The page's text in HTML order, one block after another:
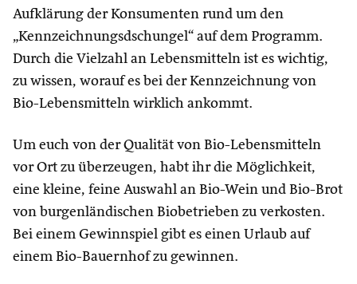
Aufklärung der Konsumenten rund um den
„Kennzeichnungsdschungel“ auf dem Programm.
Durch die Vielzahl an Lebensmitteln ist es wichtig,
zu wissen, worauf es bei der Kennzeichnung von
Bio-Lebensmitteln wirklich ankommt.
Um euch von der Qualität von Bio-Lebensmitteln
vor Ort zu überzeugen, habt ihr die Möglichkeit,
eine kleine, feine Auswahl an Bio-Wein und Bio-Brot
von burgenländischen Biobetrieben zu verkosten.
Bei einem Gewinnspiel gibt es einen Urlaub auf
einem Bio-Bauernhof zu gewinnen.